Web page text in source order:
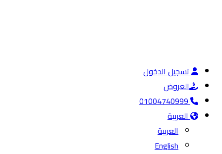
تسجيل الدخول
العروض
01004740999
العربية
العربية
English